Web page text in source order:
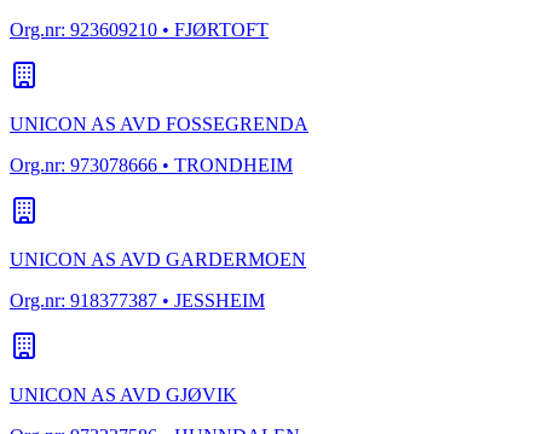
Org.nr: 923609210 • FJØRTOFT
UNICON AS AVD FOSSEGRENDA
Org.nr: 973078666 • TRONDHEIM
UNICON AS AVD GARDERMOEN
Org.nr: 918377387 • JESSHEIM
UNICON AS AVD GJØVIK